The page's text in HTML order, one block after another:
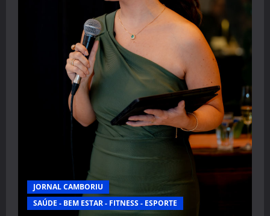
JORNAL CAMBORIU
SAÚDE - BEM ESTAR - FITNESS - ESPORTE